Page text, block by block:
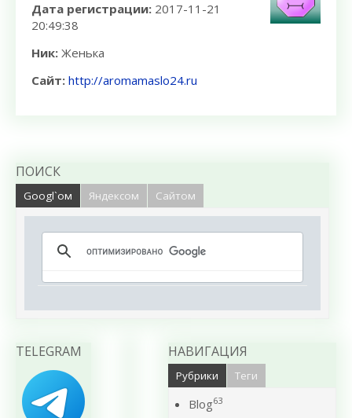
Дата регистрации: 2017-11-21
20:49:38
Ник: Женька
Сайт: http://aromamaslo24.ru
ПОИСК
Googl`ом Яндексом Сайтом
TELEGRAM НАВИГАЦИЯ
Рубрики Теги
Blog63